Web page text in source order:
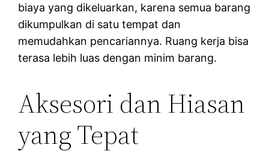
biaya yang dikeluarkan, karena semua barang
dikumpulkan di satu tempat dan
memudahkan pencariannya. Ruang kerja bisa
terasa lebih luas dengan minim barang.
Aksesori dan Hiasan
yang Tepat